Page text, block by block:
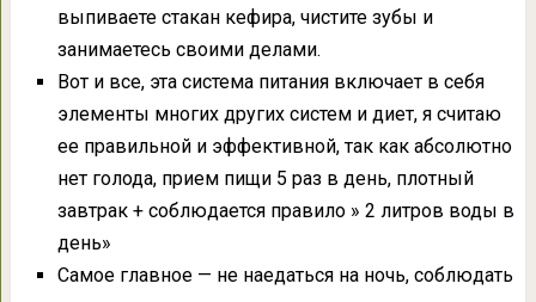
выпиваете стакан кефира, чистите зубы и
занимаетесь своими делами.
Вот и все, эта система питания включает в себя
элементы многих других систем и диет, я считаю
ее правильной и эффективной, так как абсолютно
нет голода, прием пищи 5 раз в день, плотный
завтрак + соблюдается правило » 2 литров воды в
день»
Самое главное — не наедаться на ночь, соблюдать